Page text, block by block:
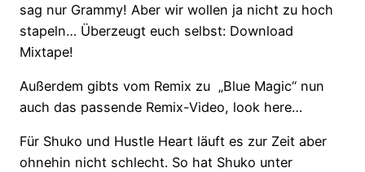
sag nur Grammy! Aber wir wollen ja nicht zu hoch
stapeln… Überzeugt euch selbst: Download
Mixtape!
Außerdem gibts vom Remix zu „Blue Magic“ nun
auch das passende Remix-Video, look here…
Für Shuko und Hustle Heart läuft es zur Zeit aber
ohnehin nicht schlecht. So hat Shuko unter